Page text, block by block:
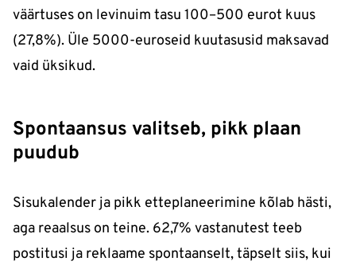
väärtuses on levinuim tasu 100–500 eurot kuus
(27,8%). Üle 5000-euroseid kuutasusid maksavad
vaid üksikud.
Spontaansus valitseb, pikk plaan
puudub
Sisukalender ja pikk etteplaneerimine kõlab hästi,
aga reaalsus on teine. 62,7% vastanutest teeb
postitusi ja reklaame spontaanselt, täpselt siis, kui